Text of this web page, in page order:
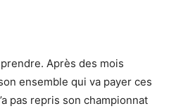
Après des mois
ensemble qui va payer ces
pas repris son championnat